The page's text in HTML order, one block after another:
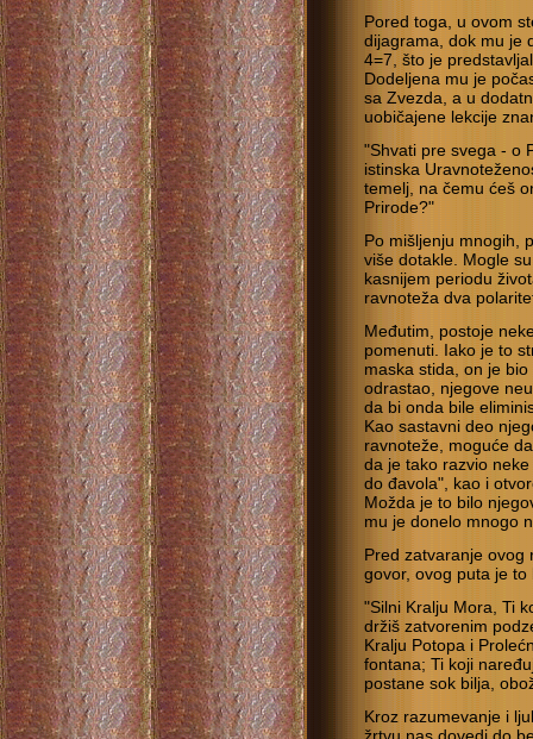
Pored toga, u ovom
dijagrama, dok mu je
4=7, što je
Dodeljena mu je
sa Zvezda, a u
uobičajene lekcije
"Shvati pre svega - o
istinska
temelj, na čemu ćeš
Prirode?"
Po mišljenju mnogih,
više dotakle. Mogle
kasnijem periodu
ravnoteža dva
Međutim, postoje
pomenuti. Iako je to
maska stida, on je
odrastao, njegove
da bi onda bile
Kao sastavni deo
ravnoteže, moguće
da je tako razvio
do đavola", kao i
Možda je to bilo
mu je donelo mnogo
Pred zatvaranje ovog
govor, ovog puta je
"Silni Kralju Mora, Ti
držiš zatvorenim
Kralju Potopa i
fontana; Ti koji
postane sok bilja,
Kroz razumevanje i